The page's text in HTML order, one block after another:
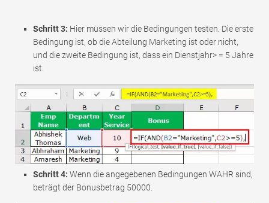
Schritt 3: Hier müssen wir die Bedingungen testen. Die erste
Bedingung ist, ob die Abteilung Marketing ist oder nicht,
und die zweite Bedingung ist, dass ein Dienstjahr> = 5 Jahre
ist.
Schritt 4: Wenn die angegebenen Bedingungen WAHR sind,
beträgt der Bonusbetrag 50000.